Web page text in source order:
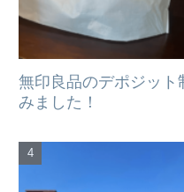
無印良品のデポジット
みました！